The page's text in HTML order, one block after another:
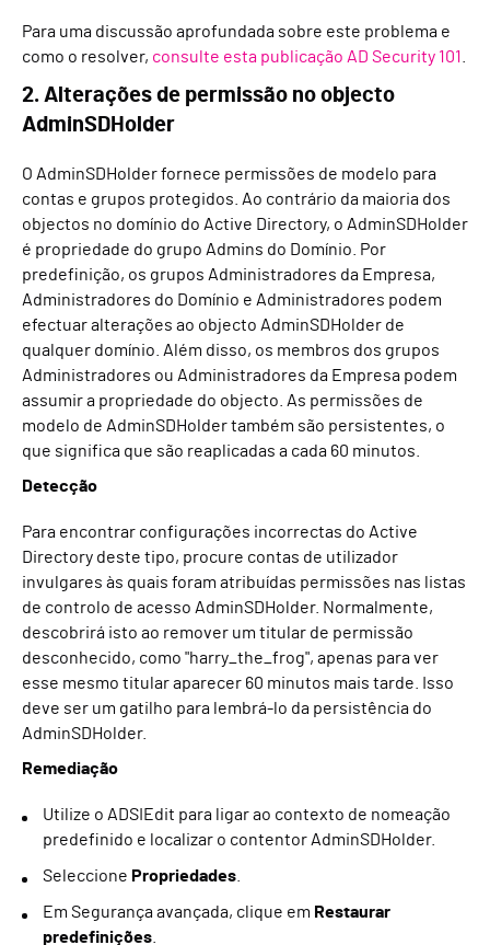
Para uma discussão aprofundada sobre este problema e
como o resolver, consulte esta publicação AD Security 101
2. Alterações de permissão no objecto
AdminSDHolder
O AdminSDHolder fornece permissões de modelo para
contas e grupos protegidos. Ao contrário da maioria dos
objectos no domínio do Active Directory, o AdminSDHolder
é propriedade do grupo Admins do Domínio. Por
predefinição, os grupos Administradores da Empresa,
Administradores do Domínio e Administradores podem
efectuar alterações ao objecto AdminSDHolder de
qualquer domínio. Além disso, os membros dos grupos
Administradores ou Administradores da Empresa podem
assumir a propriedade do objecto. As permissões de
modelo de AdminSDHolder também são persistentes, o
que significa que são reaplicadas a cada 60 minutos.
Detecção
Para encontrar configurações incorrectas do Active
Directory deste tipo, procure contas de utilizador
invulgares às quais foram atribuídas permissões nas listas
de controlo de acesso AdminSDHolder. Normalmente,
descobrirá isto ao remover um titular de permissão
desconhecido, como "harry_the_frog", apenas para ver
esse mesmo titular aparecer 60 minutos mais tarde. Isso
deve ser um gatilho para lembrá-lo da persistência do
AdminSDHolder.
Remediação
Utilize o ADSIEdit para ligar ao contexto de nomeação
predefinido e localizar o contentor AdminSDHolder.
Seleccione Propriedades
Em Segurança avançada, clique em Restaurar
predefinições